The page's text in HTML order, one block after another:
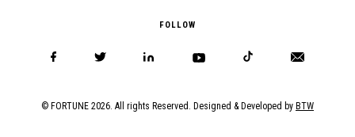
FOLLOW
© FORTUNE 2026. All rights Reserved. Designed & Developed by BTW